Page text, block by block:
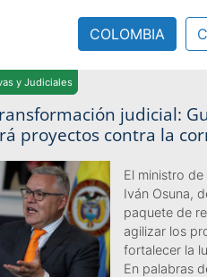
COLOMBIA
y Judiciales
judicial:
proyectos contra la
El ministro
Iván Osuna,
paquete de
agilizar los
fortalecer la
En palabras